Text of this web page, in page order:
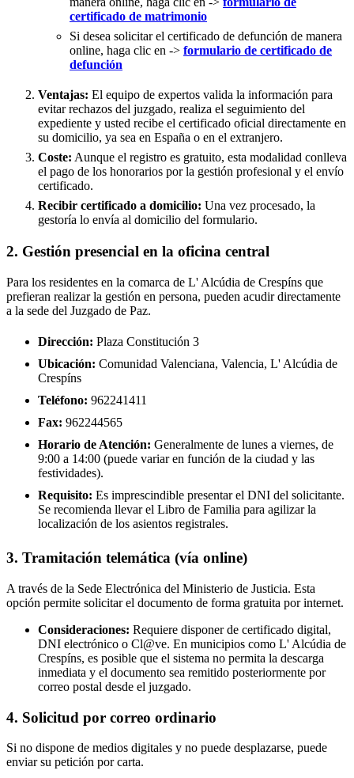
certificado de matrimonio
Si desea solicitar el certificado de defunción de manera
online, haga clic en -> formulario de certificado de
defunción
Ventajas: El equipo de expertos valida la información para
evitar rechazos del juzgado, realiza el seguimiento del
expediente y usted recibe el certificado oficial directamente en
su domicilio, ya sea en España o en el extranjero.
Coste: Aunque el registro es gratuito, esta modalidad conlleva
el pago de los honorarios por la gestión profesional y el envío
certificado.
Recibir certificado a domicilio: Una vez procesado, la
gestoría lo envía al domicilio del formulario.
2. Gestión presencial en la oficina central
Para los residentes en la comarca de L' Alcúdia de Crespíns que
prefieran realizar la gestión en persona, pueden acudir directamente
a la sede del Juzgado de Paz.
Dirección: Plaza Constitución 3
Ubicación: Comunidad Valenciana, Valencia, L' Alcúdia de
Crespíns
Teléfono: 962241411
Fax: 962244565
Horario de Atención: Generalmente de lunes a viernes, de
9:00 a 14:00 (puede variar en función de la ciudad y las
festividades).
Requisito: Es imprescindible presentar el DNI del solicitante.
Se recomienda llevar el Libro de Familia para agilizar la
localización de los asientos registrales.
3. Tramitación telemática (vía online)
A través de la Sede Electrónica del Ministerio de Justicia. Esta
opción permite solicitar el documento de forma gratuita por internet.
Consideraciones: Requiere disponer de certificado digital,
DNI electrónico o Cl@ve. En municipios como L' Alcúdia de
Crespíns, es posible que el sistema no permita la descarga
inmediata y el documento sea remitido posteriormente por
correo postal desde el juzgado.
4. Solicitud por correo ordinario
Si no dispone de medios digitales y no puede desplazarse, puede
enviar su petición por carta.